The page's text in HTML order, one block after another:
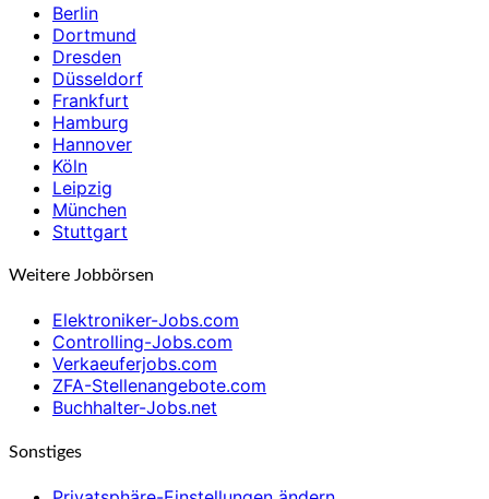
Berlin
Dortmund
Dresden
Düsseldorf
Frankfurt
Hamburg
Hannover
Köln
Leipzig
München
Stuttgart
Weitere Jobbörsen
Elektroniker-Jobs.com
Controlling-Jobs.com
Verkaeuferjobs.com
ZFA-Stellenangebote.com
Buchhalter-Jobs.net
Sonstiges